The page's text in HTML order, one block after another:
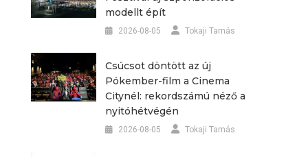
modellt épít
2026-08-05 Tokaji Tamás
Csúcsot döntött az új
Pókember-film a Cinema
Citynél: rekordszámú néző a
nyitóhétvégén
2026-08-05 Tokaji Tamás